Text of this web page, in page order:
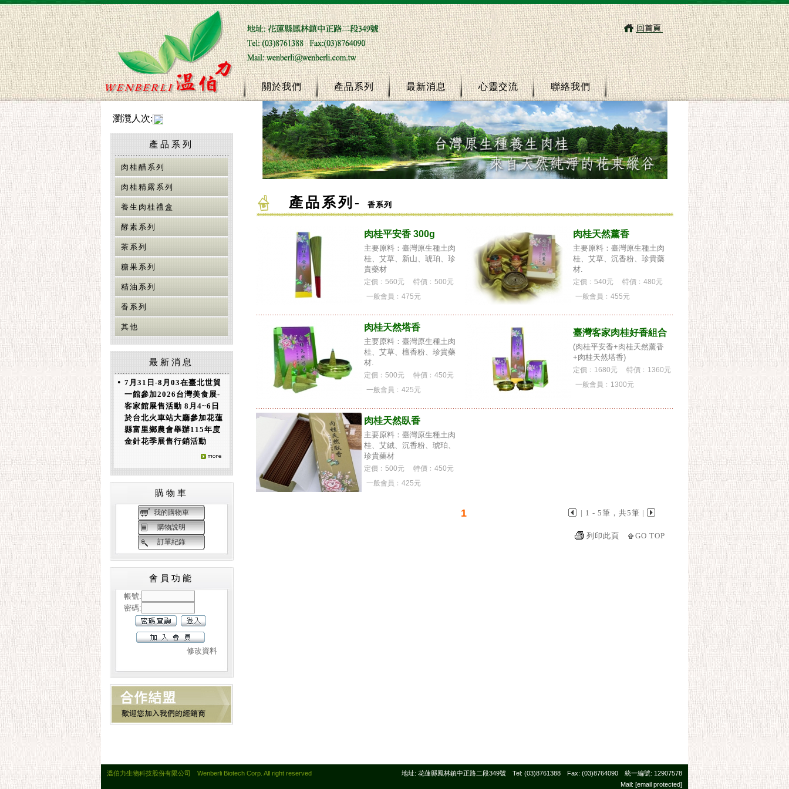
關於我們 產品系列 最新消息 心靈交流 聯絡我們
瀏灠人次:
產品系列
肉桂醋系列
肉桂精露系列
養生肉桂禮盒
酵素系列
茶系列
糖果系列
精油系列
香系列
其他
最新消息
• 7月31日-8月03在臺北世貿
一館參加2026台灣美食展-
客家館展售活動 8月4~6日
於台北火車站大廳參加花蓮
縣富里鄉農會舉辦115年度
金針花季展售行銷活動
購物車
我的購物車
購物說明
訂單紀錄
會員功能
帳號:
密碼:
修改資料
產品系列 - 香系列
肉桂平安香 300g
主要原料：臺灣原生種土肉
桂、艾草、新山、琥珀、珍
貴藥材
定價﹕560元 特價﹕500元
一般會員﹕ 475元
肉桂天然薰香
主要原料：臺灣原生種土肉
桂、艾草、沉香粉、珍貴藥
材.
定價﹕540元 特價﹕480元
一般會員﹕ 455元
肉桂天然塔香
主要原料：臺灣原生種土肉
桂、艾草、檀香粉、珍貴藥
材.
定價﹕500元 特價﹕450元
一般會員﹕ 425元
臺灣客家肉桂好香組合
(肉桂平安香+肉桂天然薰香
+肉桂天然塔香)
定價﹕1680元 特價﹕1360元
一般會員﹕ 1300元
肉桂天然臥香
主要原料：臺灣原生種土肉
桂、艾絨、沉香粉、琥珀、
珍貴藥材
定價﹕500元 特價﹕450元
一般會員﹕ 425元
1 | 1 - 5筆，共5筆 |
列印此頁 GO TOP
溫伯力生物科技股份有限公司 Wenberli Biotech Corp. All right reserved
地址: 花蓮縣鳳林鎮中正路二段349號 Tel: (03)8761388 Fax: (03)8764090 統一編號: 12907578
Mail: [email protected]